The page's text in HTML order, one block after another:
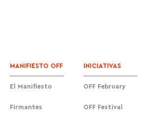
MANIFIESTO OFF
El Manifiesto
Firmantes
INICIATIVAS
OFF February
OFF Festival